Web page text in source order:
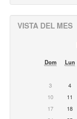
VISTA DEL MES
Dom Lun
3
4
10
11
17
18